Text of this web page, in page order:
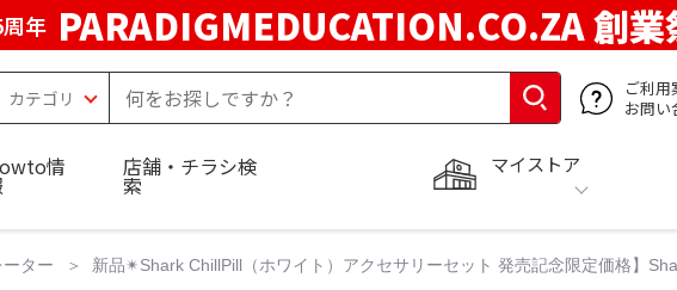
年 PARADIGMEDUCATION.CO.ZA 創業
ご利用
お問い
マイストア
情 店舗・チラシ検
索
ター 新品✴︎Shark ChillPill（ホワイト）アクセサリーセット 発売記念限定価格】